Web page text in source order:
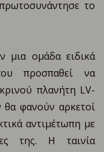
το
μια ομάδα ειδικά
προσπαθεί να
πλανήτη LV-
φανούν αρκετοί
αντιμέτωπη με
της. Η ταινία